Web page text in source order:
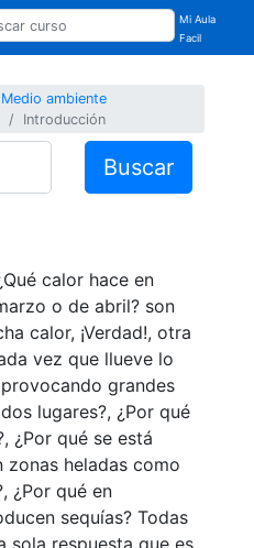
Mi Aula
Facil
Medio ambiente
Introducción
Buscar
calor hace en
o de abril? son
calor, ¡Verdad!, otra
vez que llueve lo
grandes
lugares?, ¿Por qué
¿Por qué se está
zonas heladas como
¿Por qué en
sequías? Todas
sola respuesta que es